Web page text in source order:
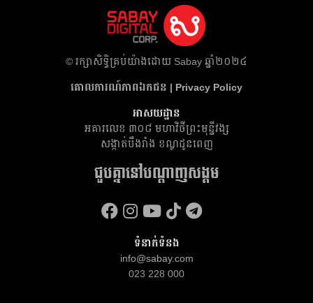
​© រក្សា​សិទ្ធិ​គ្រប់​យ៉ាង​ដោយ​ Sabay ឆ្នាំ​២០២៤
គោលការណ៍​ភាព​ឯកជន | Privacy Policy
អាសយដ្ឋាន
អគារ​លេខ ៣០៨ មហាវិថីព្រះមុន្នីវង្ស
សង្កាត់បឹងរាំង ខណ្ឌដូនពេញ
ជួបគ្នានៅបណ្តាញសង្គម
ទំនាក់ទំនង
info@sabay.com
023 228 000